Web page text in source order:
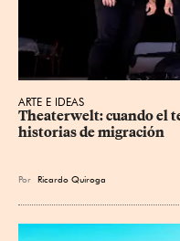
ARTE E IDEAS
Theaterwelt: cuando el
historias de migración
Por Ricardo Quiroga